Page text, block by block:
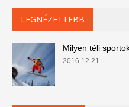
LEGNÉZETTEBB
Milyen téli
2016.12.21